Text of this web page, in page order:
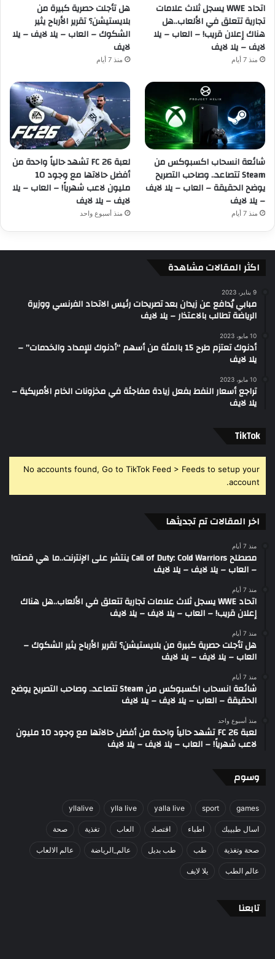
اتحاد WWE يسجل ثلاث علامات
تجارية تتعلق في الألعاب..هل
هناك إعلان قريب! – العاب – يلا
لايف – يلا لايف
منذ 7 أيام
هل تأجلت حصرية كبيرة من
بلايستيشن؟ تقرير الأرباح يثير
الشكوك – العاب – يلا لايف – يلا
لايف
منذ 7 أيام
شائعة انسحاب اكسبوكس من
Steam تتصاعد.. وصاحب التصريح
يوضح الحقيقة – العاب – يلا لايف
– يلا لايف
منذ 7 أيام
لعبة FC 26 تشهد حالياً واحدة من
أفضل حالاتها مع وجود 10
مليون لاعب شهرياً! – العاب – يلا
لايف – يلا لايف
منذ أسبوع واحد
اكثر المقالات مشاهدة
9 يناير، 2023
مبابي يُدافع عن زيدان بعد تصريحات رئيس الاتحاد الفرنسي ووزيرة
الرياضة تطالب بالاعتذار – يلا لايف
10 مايو، 2023
أدنوك تعتزم طرح 15 بالمئة من أسهم “أدنوك للإمداد والخدمات” –
يلا لايف
10 مايو، 2023
تراجع أسعار النفط بفعل زيادة مفاجئة في مخزونات الخام الأمريكية –
يلا لايف
‫TikTok
No accounts found, Go to TikTok Feed > Feeds to setup your
account.
اخر المقالات تم تجديثها
منذ 7 أيام
مصطلح Call of Duty: Cold Warriors ينتشر على الإنترنت..ما هي قصته!
– العاب – يلا لايف – يلا لايف
منذ 7 أيام
اتحاد WWE يسجل ثلاث علامات تجارية تتعلق في الألعاب..هل هناك
إعلان قريب! – العاب – يلا لايف – يلا لايف
منذ 7 أيام
هل تأجلت حصرية كبيرة من بلايستيشن؟ تقرير الأرباح يثير الشكوك –
العاب – يلا لايف – يلا لايف
منذ 7 أيام
شائعة انسحاب اكسبوكس من Steam تتصاعد.. وصاحب التصريح يوضح
الحقيقة – العاب – يلا لايف – يلا لايف
منذ أسبوع واحد
لعبة FC 26 تشهد حالياً واحدة من أفضل حالاتها مع وجود 10 مليون
لاعب شهرياً! – العاب – يلا لايف – يلا لايف
وسوم
games
sport
yalla live
ylla live
yllalive
اسال طبيبك اطباء اقتصاد العاب تغذية صحة
صحة وتغذية طب طب بديل عالم_الرياضة عالم الالعاب
عالم الطب يلا لايف
تابعنا